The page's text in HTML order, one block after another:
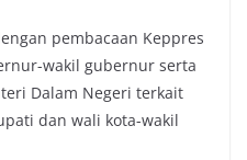
pembacaan Keppres
wakil gubernur serta
Dalam Negeri terkait
dan wali kota-wakil